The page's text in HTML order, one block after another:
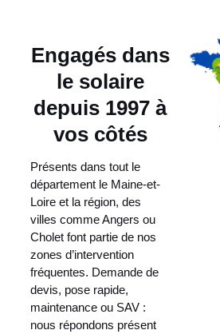
Engagés dans
le solaire
depuis 1997 à
vos côtés
Présents dans tout le
département le Maine-et-
Loire et la région, des
villes comme Angers ou
Cholet font partie de nos
zones d’intervention
fréquentes. Demande de
devis, pose rapide,
maintenance ou SAV :
nous répondons présent